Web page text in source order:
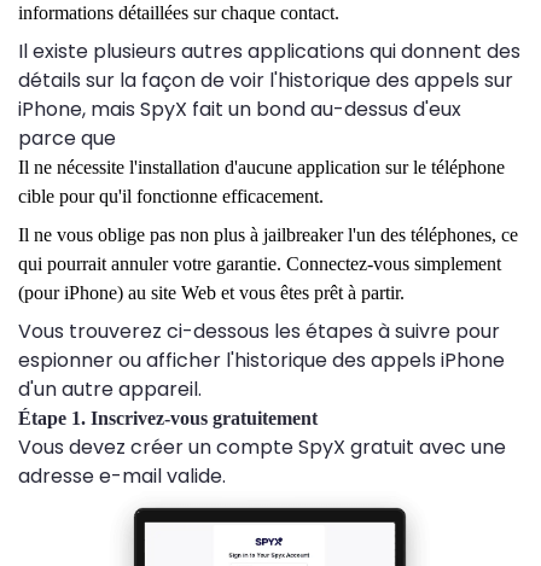
informations détaillées sur chaque contact.
Il existe plusieurs autres applications qui donnent des
détails sur la façon de voir l'historique des appels sur
iPhone, mais SpyX fait un bond au-dessus d'eux
parce que
Il ne nécessite l'installation d'aucune application sur le téléphone
cible pour qu'il fonctionne efficacement.
Il ne vous oblige pas non plus à jailbreaker l'un des téléphones, ce
qui pourrait annuler votre garantie. Connectez-vous simplement
(pour iPhone) au site Web et vous êtes prêt à partir.
Vous trouverez ci-dessous les étapes à suivre pour
espionner ou afficher l'historique des appels iPhone
d'un autre appareil.
Étape 1. Inscrivez-vous gratuitement
Vous devez créer un compte SpyX gratuit avec une
adresse e-mail valide.